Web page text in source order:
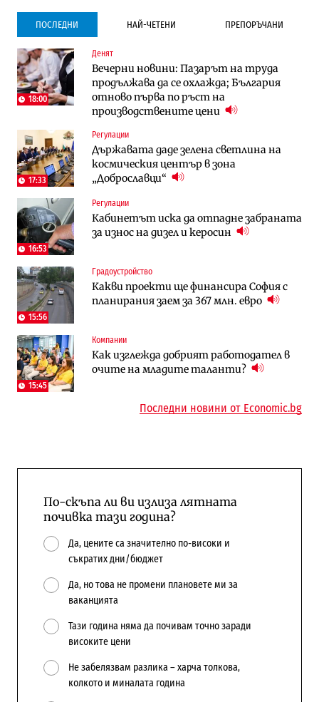
ПОСЛЕДНИ НАЙ-ЧЕТЕНИ ПРЕПОРЪЧАНИ
18:00
Денят
Вечерни новини: Пазарът на труда
продължава да се охлажда; България
отново първа по ръст на
производствените цени
17:33
Регулации
Държавата даде зелена светлина на
космическия център в зона
„Доброславци“
16:53
Регулации
Кабинетът иска да отпадне забраната
за износ на дизел и керосин
15:56
Градоустройство
Какви проекти ще финансира София с
планирания заем за 367 млн. евро
15:45
Компании
Как изглежда добрият работодател в
очите на младите таланти?
Компании
Vivacom предлага над 150 устройства с
90% отстъпка през август
10:33
Столична община избра изпълнител за
преместването на трамвайното
трасе по бул. „Скобелев“
АЕЦ „Козлодуй“ ще работи само още
няколко седмици, ако сушата продължи
Общините вече зависят от
централната власт за 75% от
бюджетите си
Последни дни с обозначаване на цените
в лева: Какво предстои?
Компании
Vivacom предлага над 150 устройства с
90% отстъпка през август
Последни дни с обозначаване на цените
в лева: Какво предстои?
Какво се променя в България от 1
август?
Жилищата в България поскъпват при
намаляващо население и все повече
сгради
А1 отново е лидер при технологичните
компании и системните интегратори
Последни новини от Economic.bg
По-скъпа ли ви излиза лятната
почивка тази година?
Да, цените са значително по-високи и
съкратих дни/бюджет
Да, но това не промени плановете ми за
ваканцията
Тази година няма да почивам точно заради
високите цени
Не забелязвам разлика – харча толкова,
колкото и миналата година